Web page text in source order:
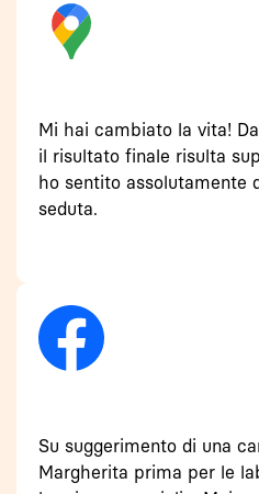
Mi hai cambiato la vita!
il risultato finale risulta
ho sentito assolutamente
seduta.
Su suggerimento di una
Margherita prima per le